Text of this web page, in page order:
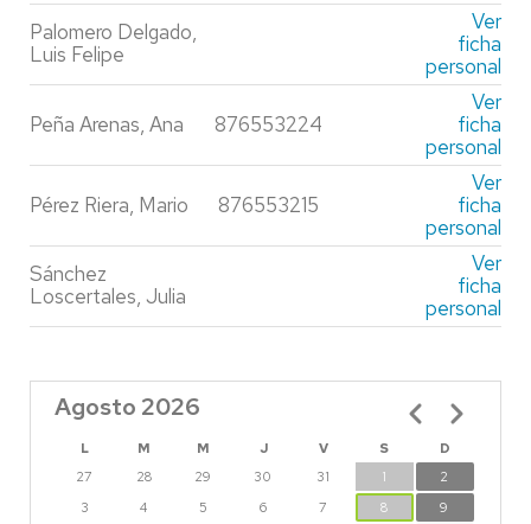
Palomero Delgado,
Luis Felipe
Ver
ficha
personal
Peña Arenas, Ana 876553224
Ver
ficha
personal
Pérez Riera, Mario 876553215
Ver
ficha
personal
Sánchez
Loscertales, Julia
Ver
ficha
personal
Agosto 2026
L M M J V S
D
27
28 29 30 31 1
2
3
4 5 6 7 8
9
Paginación